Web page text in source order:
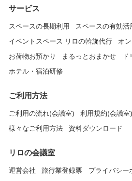
サービス
スペースの長期利用 スペースの有効活
イベントスペース リロの斡旋代行
オ
お荷物お預かり
まるっとおまかせ
ホテル・宿泊研修
ご利用方法
ご利用の流れ(会議室) 利用規約(会議室)
様々なご利用方法
資料ダウンロード
リロの会議室
運営会社 旅行業登録票
プライバシー